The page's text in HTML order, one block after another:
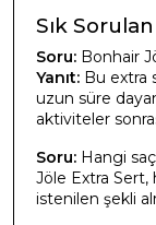
Sık
Soru: Bonhair
Yanıt: Bu extra
uzun süre
aktiviteler
Soru: Hangi
Jöle Extra
istenilen şekli